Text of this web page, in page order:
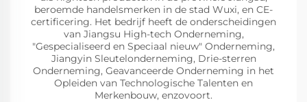
beroemde handelsmerken in de stad Wuxi, en CE-
certificering. Het bedrijf heeft de onderscheidingen
van Jiangsu High-tech Onderneming,
"Gespecialiseerd en Speciaal nieuw" Onderneming,
Jiangyin Sleutelonderneming, Drie-sterren
Onderneming, Geavanceerde Onderneming in het
Opleiden van Technologische Talenten en
Merkenbouw, enzovoort.